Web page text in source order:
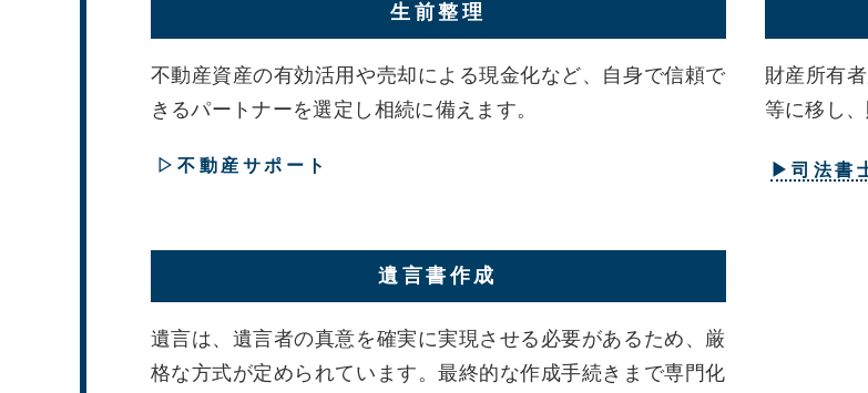
生前整理
不動産資産の有効活用や売却による現金化など、自身で信頼で
きるパートナーを選定し相続に備えます。
▷不動産サポート
財産所有
等に移し
▶司法書
遺言書作成
遺言は、遺言者の真意を確実に実現させる必要があるため、厳
格な方式が定められています。最終的な作成手続きまで専門化